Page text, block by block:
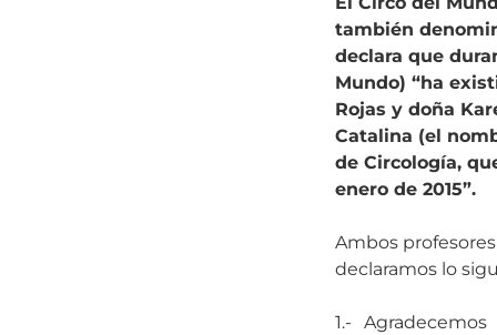
también
declara que
Mundo) “ha
Rojas y doña
Catalina (el
de Circología,
enero de 2015”.
Ambos
declaramos lo
1.-